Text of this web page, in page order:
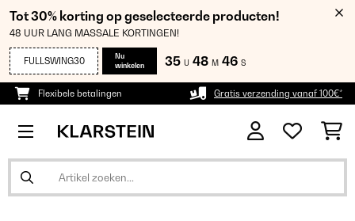
Tot 30% korting op geselecteerde producten!
48 UUR LANG MASSALE KORTINGEN!
FULLSWING30
Nu
winkelen
35 U 48 M 45 S
Flexibele betalingen Gratis verzending vanaf 100€*